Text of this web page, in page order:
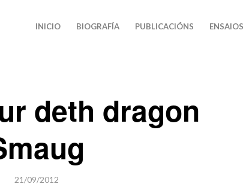
INICIO BIOGRAFÍA PUBLICACIÓNS ENSAIOS
deth dragon
21/09/2012